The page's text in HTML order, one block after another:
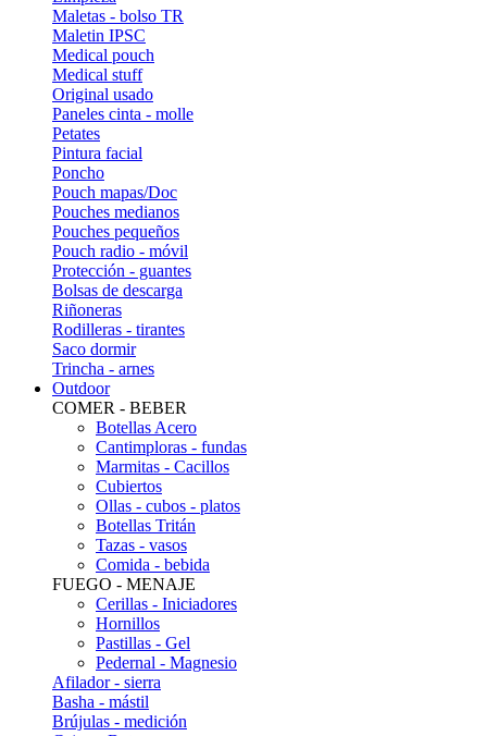
Maletas - bolso TR
Maletin IPSC
Medical pouch
Medical stuff
Original usado
Paneles cinta - molle
Petates
Pintura facial
Poncho
Pouch mapas/Doc
Pouches medianos
Pouches pequeños
Pouch radio - móvil
Protección - guantes
Bolsas de descarga
Riñoneras
Rodilleras - tirantes
Saco dormir
Trincha - arnes
Outdoor
COMER - BEBER
Botellas Acero
Cantimploras - fundas
Marmitas - Cacillos
Cubiertos
Ollas - cubos - platos
Botellas Tritán
Tazas - vasos
Comida - bebida
FUEGO - MENAJE
Cerillas - Iniciadores
Hornillos
Pastillas - Gel
Pedernal - Magnesio
Afilador - sierra
Basha - mástil
Brújulas - medición